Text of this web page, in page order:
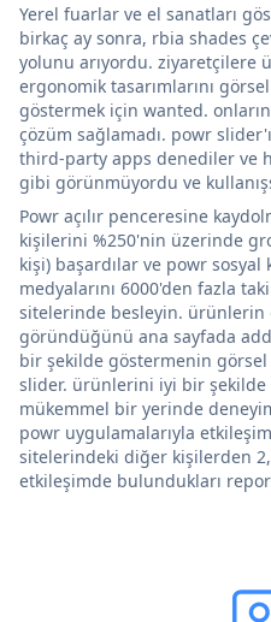
Yerel fuarlar ve el sanatları
birkaç ay sonra, rbia shades
yolunu arıyordu. ziyaretçilere
ergonomik tasarımlarını
göstermek için wanted.
çözüm sağlamadı. powr
third-party apps denediler ve
gibi görünmüyordu ve
Powr açılır penceresine
kişilerini %250'nin üzerinde
kişi) başardılar ve powr
medyalarını 6000'den fazla
sitelerinde besleyin. ürünlerin
göründüğünü ana sayfada
bir şekilde göstermenin
slider. ürünlerini iyi bir
mükemmel bir yerinde
powr uygulamalarıyla
sitelerindeki diğer kişilerden
etkileşimde bulundukları